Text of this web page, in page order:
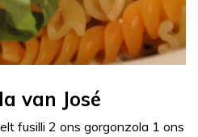
van José
fusilli 2 ons gorgonzola 1 ons